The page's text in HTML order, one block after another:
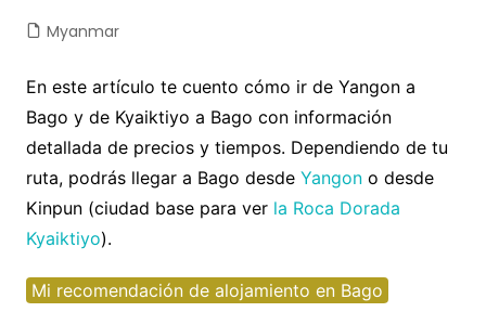
Myanmar
En este artículo te cuento cómo ir de Yangon a
Bago y de Kyaiktiyo a Bago con información
detallada de precios y tiempos. Dependiendo de tu
ruta, podrás llegar a Bago desde Yangono desde
Kinpun (ciudad base para ver la Roca Dorada
Kyaiktiyo).
Mi recomendación de alojamiento en Bago